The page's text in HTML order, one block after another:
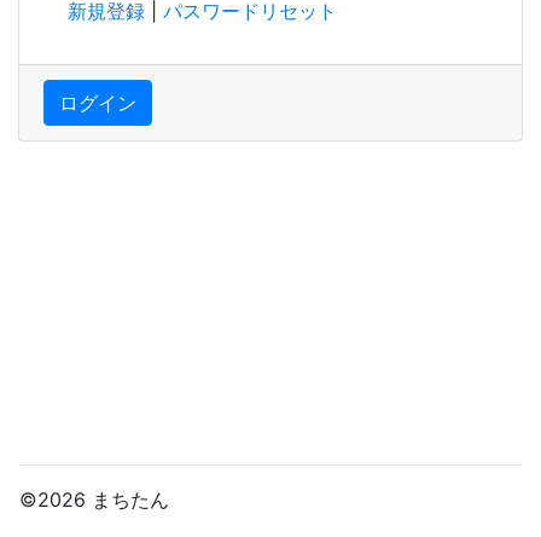
新規登録 パスワードリセット
ログイン
©2026 まちたん